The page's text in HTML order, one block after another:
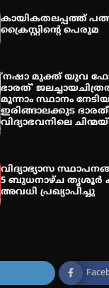
അരങ്ങ് 2026′ ആഗസ്റ്റ്
തീയതികളിൽ
കായികതലപ്പത്ത്
ക്രൈസ്റ്റിന്റെ പെരുമ
‘നഷാ മുക്ത് യുവ
ഭാരത്’
മൂന്നാം സ്ഥാനം
ഇരിങ്ങാലക്കുട
വിദ്യാഭവനിലെ
വിദ്യാഭ്യാസ
5 ബുധനാഴ്ച തൃശൂർ
അവധി പ്രഖ്യാപിച്ചു